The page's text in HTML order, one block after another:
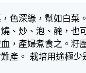
色深綠，幫如白菜
、炒、泡、醃，也
，產婦煮食之。籽
產。 栽培用途極